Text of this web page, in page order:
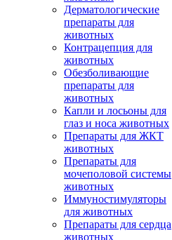
Дерматологические
препараты для
животных
Контрацепция для
животных
Обезболивающие
препараты для
животных
Капли и лосьоны для
глаз и носа животных
Препараты для ЖКТ
животных
Препараты для
мочеполовой системы
животных
Иммуностимуляторы
для животных
Препараты для сердца
животных